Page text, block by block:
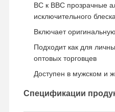
ВС к ВВС прозрачные
исключительного блеска
Включает
Подходит как для
оптовых торговцев
Доступен в мужском и
Спецификации